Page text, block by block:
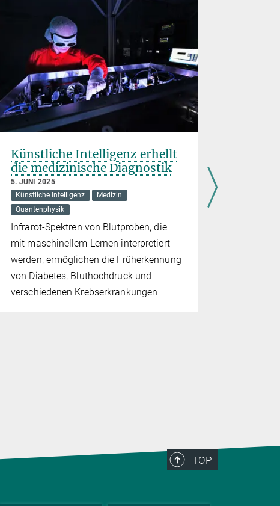
Künstliche Intelligenz erhellt
die medizinische Diagnostik
5. JUNI 2025
Künstliche Intelligenz
Medizin
Quantenphysik
Infrarot-Spektren von Blutproben, die
mit maschinellem Lernen interpretiert
werden, ermöglichen die Früherkennung
von Diabetes, Bluthochdruck und
verschiedenen Krebserkrankungen
TOP